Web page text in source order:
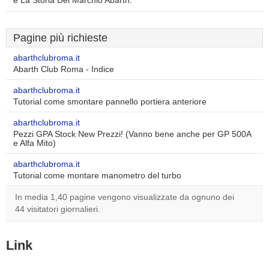
Pagine più richieste
abarthclubroma.it
Abarth Club Roma - Indice
abarthclubroma.it
Tutorial come smontare pannello portiera anteriore
abarthclubroma.it
Pezzi GPA Stock New Prezzi! (Vanno bene anche per GP 500A
e Alfa Mito)
abarthclubroma.it
Tutorial come montare manometro del turbo
In media 1,40 pagine vengono visualizzate da ognuno dei
44 visitatori giornalieri.
Link